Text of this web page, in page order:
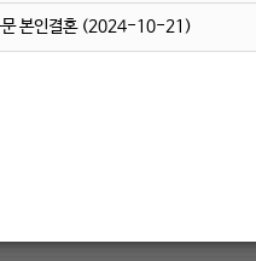
본인결혼(2024-10-21)